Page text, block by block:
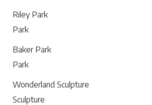
Riley Park
Park
Baker Park
Park
Wonderland Sculpture
Sculpture